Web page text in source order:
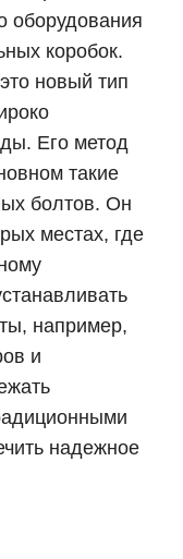
оборудования
коробок.
новый тип
Его метод
такие
болтов. Он
местах, где
например,
и
надежное